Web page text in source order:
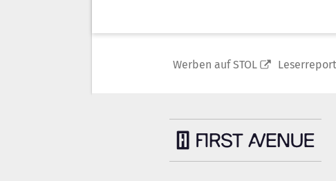
Werben auf STOL